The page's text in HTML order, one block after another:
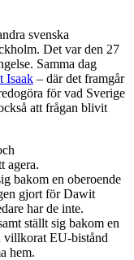
svenska
Det var den 27
Samma dag
Isaak – där det framgår
för vad Sverige
att frågan blivit
agera.
bakom en oberoende
gjort för Dawit
har de inte.
ställt sig bakom en
villkorat EU-bistånd
hem.